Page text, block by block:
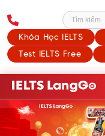
Khóa Học IELTS
Test IELTS Free
Tìm kiếm